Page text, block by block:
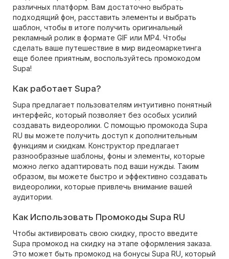
различных платформ. Вам достаточно выбрать
подходящий фон, расставить элементы и выбрать
шаблон, чтобы в итоге получить оригинальный
рекламный ролик в формате GIF или MP4. Чтобы
сделать ваше путешествие в мир видеомаркетинга
еще более приятным, воспользуйтесь промокодом
Supa!
Как работает Supa?
Supa предлагает пользователям интуитивно понятный
интерфейс, который позволяет без особых усилий
создавать видеоролики. С помощью промокода Supa
RU вы можете получить доступ к дополнительным
функциям и скидкам. Конструктор предлагает
разнообразные шаблоны, фоны и элементы, которые
можно легко адаптировать под ваши нужды. Таким
образом, вы можете быстро и эффективно создавать
видеоролики, которые привлечь внимание вашей
аудитории.
Как Использовать Промокоды Supa RU
Чтобы активировать свою скидку, просто введите
Supa промокод на скидку на этапе оформления заказа.
Это может быть промокод на бонусы Supa RU, который